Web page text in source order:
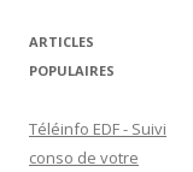
s
e
m
a
ARTICLES
POPULAIRES
Téléinfo EDF - Suivi
conso de votre